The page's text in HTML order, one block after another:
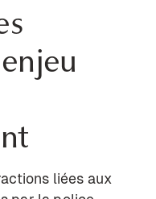
liées aux